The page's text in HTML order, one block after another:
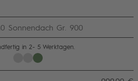
Sonnendach Gr. 900
in 2- 5 Werktagen.